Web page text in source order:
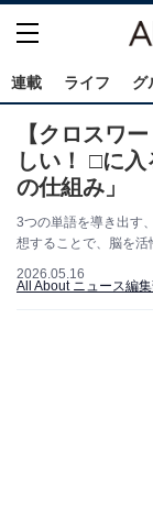
連載 ライフ グ
【クロスワ
しい！ □に
の仕組み」
3つの単語を導き出す
想することで、脳を活
2026.05.16
All About ニュース編